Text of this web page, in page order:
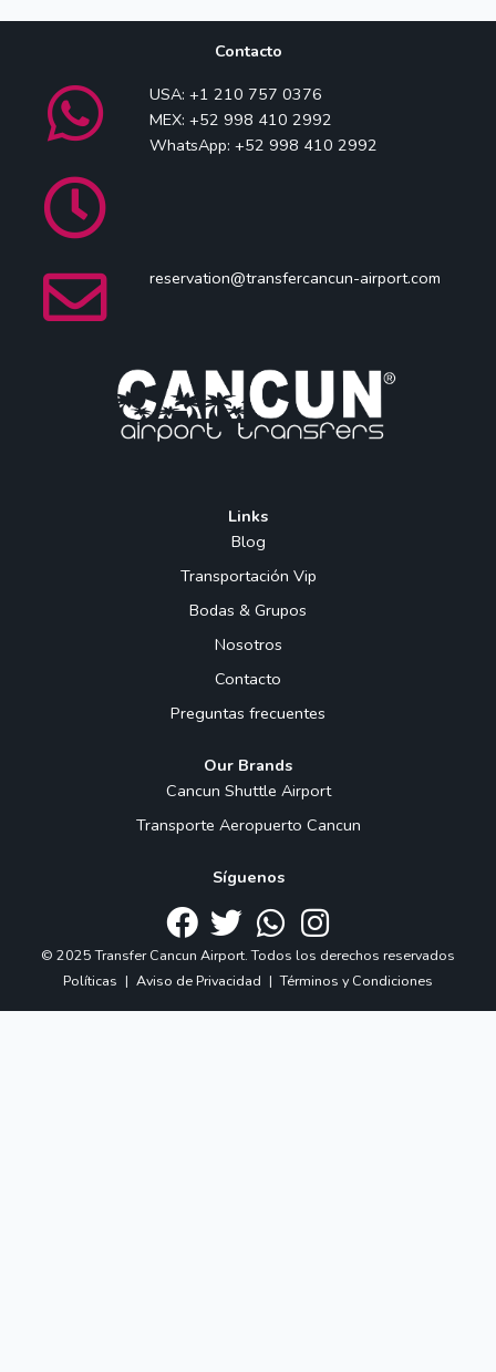
Contacto
USA: +1 210 757 0376
MEX: +52 998 410 2992
WhatsApp: +52 998 410 2992
reservation@transfercancun-airport.com
Links
Blog
Transportación Vip
Bodas & Grupos
Nosotros
Contacto
Preguntas frecuentes
Our Brands
Cancun Shuttle Airport
Transporte Aeropuerto Cancun
Síguenos
© 2025 Transfer Cancun Airport. Todos los derechos reservados
Políticas | Aviso de Privacidad | Términos y Condiciones